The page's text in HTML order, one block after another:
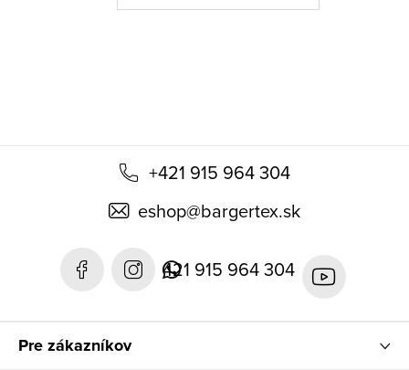
+421 915 964 304
eshop@bargertex.sk
421 915 964 304
Pre zákazníkov